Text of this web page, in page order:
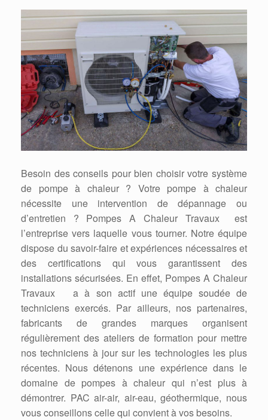
Besoin des conseils pour bien choisir votre système
de pompe à chaleur ? Votre pompe à chaleur
nécessite une intervention de dépannage ou
d’entretien ? Pompes A Chaleur Travaux est
l’entreprise vers laquelle vous tourner. Notre équipe
dispose du savoir-faire et expériences nécessaires et
des certifications qui vous garantissent des
installations sécurisées. En effet, Pompes A Chaleur
Travaux a à son actif une équipe soudée de
techniciens exercés. Par ailleurs, nos partenaires,
fabricants de grandes marques organisent
régulièrement des ateliers de formation pour mettre
nos techniciens à jour sur les technologies les plus
récentes. Nous détenons une expérience dans le
domaine de pompes à chaleur qui n’est plus à
démontrer. PAC air-air, air-eau, géothermique, nous
vous conseillons celle qui convient à vos besoins.